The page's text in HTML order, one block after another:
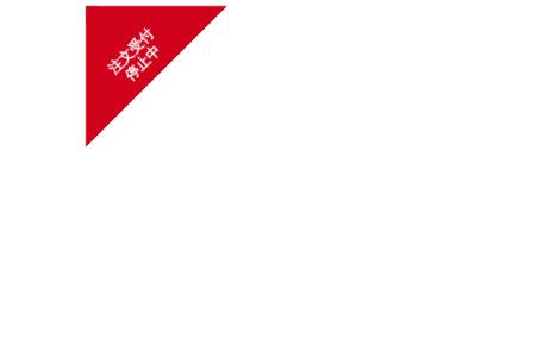
注
文
受
付
停
止
中